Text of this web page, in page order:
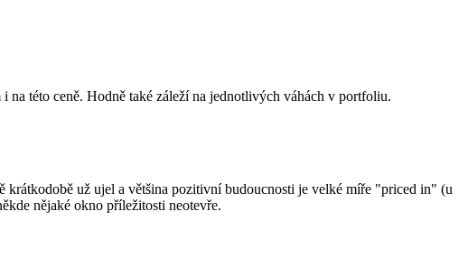
této ceně. Hodně také záleží na jednotlivých váhách v portfoliu.
už ujel a většina pozitivní budoucnosti je velké míře "priced in" (u
nějaké okno příležitosti neotevře.